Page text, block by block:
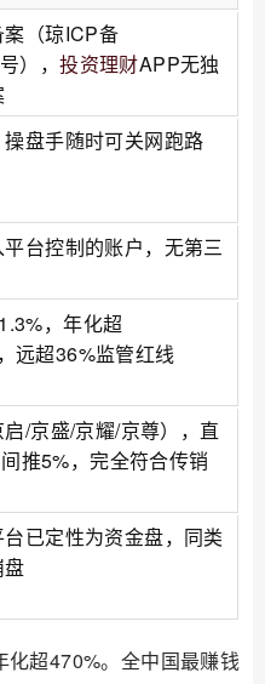
（琼ICP备
），投资理财APP无独
盘手随时可关网跑路
台控制的账户，无第三
，年化超
远超36%监管红线
/京盛/京耀/京尊），直
推5%，完全符合传销
已定性为资金盘，同类
化超470%。全中国最赚钱